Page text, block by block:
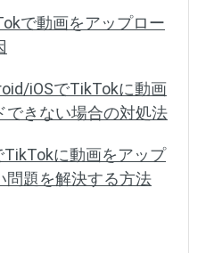
で動画をアップロー
iOSでTikTokに動画
できない場合の対処法
TikTokに動画をアップ
問題を解決する方法